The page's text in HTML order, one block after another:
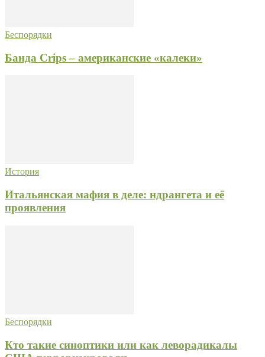
Беспорядки
Банда Crips – американские «калеки»
История
Итальянская мафия в деле: ндрангета и её
проявления
Беспорядки
Кто такие синоптики или как леворадикалы